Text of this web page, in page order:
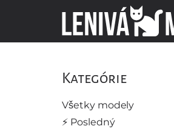
Kategórie
Všetky modely
⚡️ Posledný